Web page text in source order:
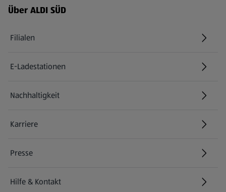
Über ALDI SÜD
Filialen
E-Ladestationen
Nachhaltigkeit
Karriere
Presse
Hilfe & Kontakt
(öffnet in einem neuen Tab)